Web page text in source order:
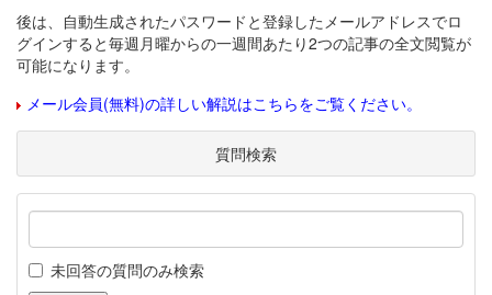
後は、自動生成されたパスワードと登録したメールアドレスでロ
グインすると毎週月曜からの一週間あたり2つの記事の全文閲覧が
可能になります。
メール会員(無料)の詳しい解説はこちらをご覧ください。
質問検索
未回答の質問のみ検索